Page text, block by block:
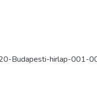
Budapesti-hirlap-001-